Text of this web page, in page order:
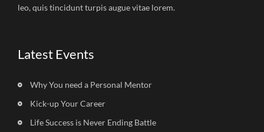
leo, quis tincidunt turpis augue vitae lorem.
Latest Events
Why You need a Personal Mentor
Kick-up Your Career
Life Success is Never Ending Battle